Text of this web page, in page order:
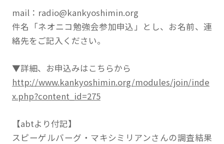
mail：radio@kankyoshimin.org
件名「ネオニコ勉強会参加申込」とし、お名前、連
絡先をご記入ください。
▼詳細、お申込みはこちらから
http://www.kankyoshimin.org/modules/join/inde
x.php?content_id=275
【abtより付記】
スピーゲルバーグ・マキシミリアンさんの調査結果